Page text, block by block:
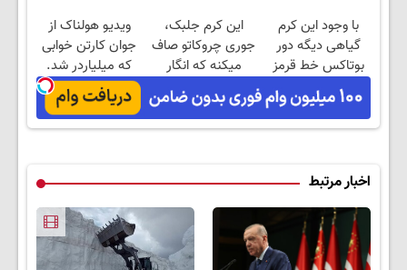
کن
با وجود این کرم
گیاهی دیگه دور
بوتاکس خط قرمز
بکش!
این کرم جلبک،
جوری چروکاتو صاف
میکنه که انگار
بوتاکس کردی!
(تخفیف ویژه)
ویدیو هولناک از
جوان کارتن خوابی
که میلیاردر شد.
آموزش رایگان
اخبار مرتبط